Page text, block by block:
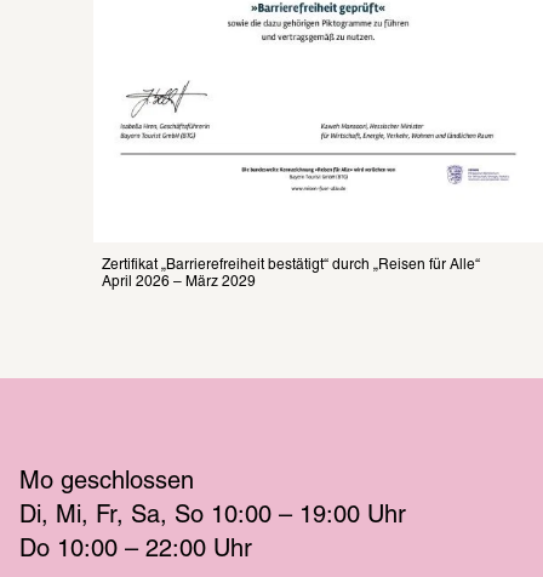
Zertifikat „Barrierefreiheit bestätigt“ durch „Reisen für Alle“
April 2026 – März 2029
Mo geschlossen
Di
Mi Fr Sa So 10:00 – 19:00 Uhr
Do 10:00 – 22:00 Uhr